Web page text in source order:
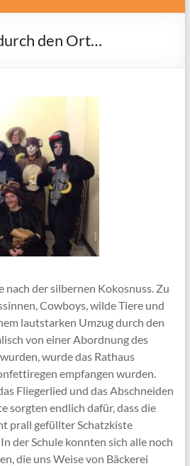
den Ort…
nach der silbernen Kokosnuss. Zu
Cowboys, wilde Tiere und
lautstarken Umzug durch den
von einer Abordnung des
wurde das Rathaus
empfangen wurden.
Fliegerlied und das Abschneiden
sorgten endlich dafür, dass die
prall gefüllter Schatzkiste
der Schule konnten sich alle noch
die uns Weise von Bäckerei